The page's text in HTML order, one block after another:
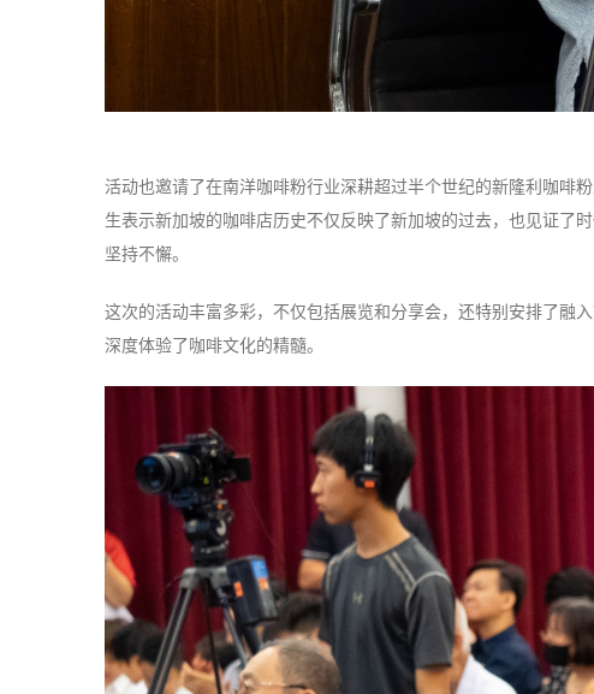
活动也邀请了在南洋咖啡粉行业深耕超过半个世纪的新隆利咖啡
生表示新加坡的咖啡店历史不仅反映了新加坡的过去，也见证了
坚持不懈。
这次的活动丰富多彩，不仅包括展览和分享会，还特别安排了融
深度体验了咖啡文化的精髓。